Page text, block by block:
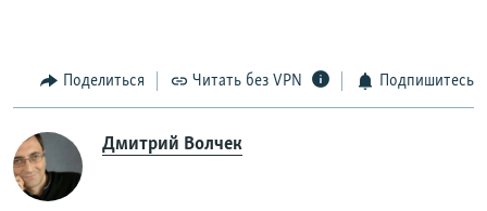
Поделиться Читать без VPN Подпишитесь
Дмитрий Волчек